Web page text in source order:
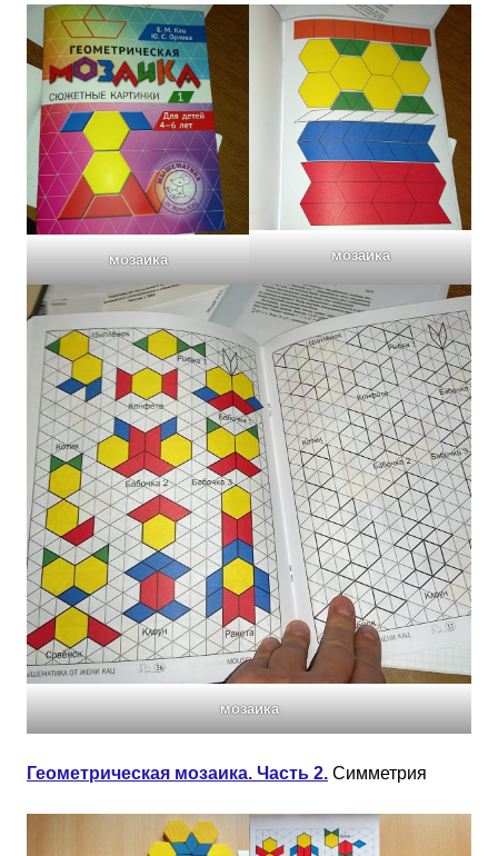
мозаика мозаика
мозаика
Геометрическая мозаика. Часть 2. Симметрия